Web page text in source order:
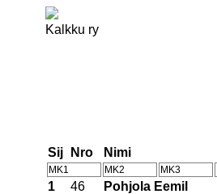
Kalkku ry
Sij Nro Nimi
MK1 MK2 MK3
1 46 Pohjola Eemil